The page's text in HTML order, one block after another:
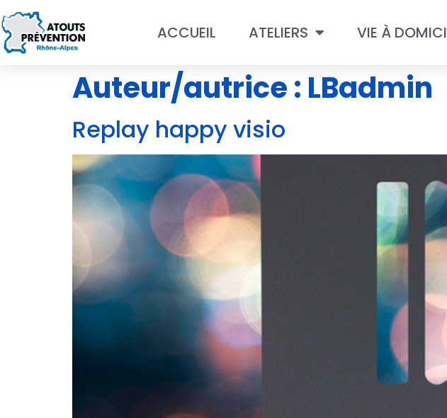
ACCUEIL ATELIERS VIE À
Auteur/autrice : LBadmin
Replay happy visio